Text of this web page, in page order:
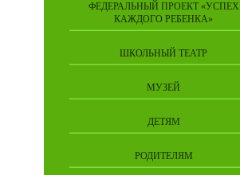
ФЕДЕРАЛЬНЫЙ ПРОЕКТ «УСПЕХ
КАЖДОГО РЕБЕНКА»
ШКОЛЬНЫЙ ТЕАТР
МУЗЕЙ
ДЕТЯМ
РОДИТЕЛЯМ